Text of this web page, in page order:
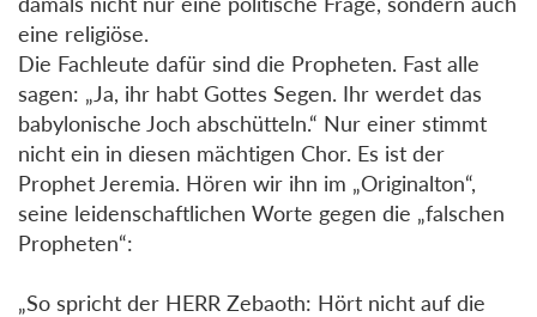
eine religiöse.
Die Fachleute dafür sind die Propheten. Fast alle
sagen: „Ja, ihr habt Gottes Segen. Ihr werdet das
babylonische Joch abschütteln.“ Nur einer stimmt
nicht ein in diesen mächtigen Chor. Es ist der
Prophet Jeremia. Hören wir ihn im „Originalton“,
seine leidenschaftlichen Worte gegen die „falschen
Propheten“:
„So spricht der HERR Zebaoth: Hört nicht auf die